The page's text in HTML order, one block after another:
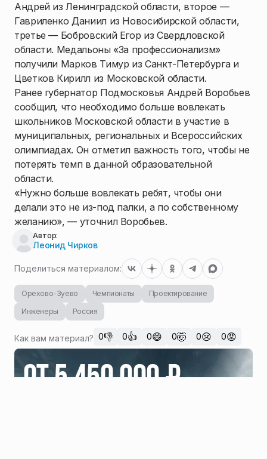
Андрей из Ленинградской области, второе —
Гавриленко Даниил из Новосибирской области,
третье — Бобровский Егор из Свердловской
области. Медальоны «За профессионализм»
получили Марков Тимур из Санкт-Петербурга и
Цветков Кирилл из Московской области.
Ранее губернатор Подмосковья Андрей Воробьев
сообщил, что необходимо больше вовлекать
школьников Московской области в участие в
муниципальных, региональных и Всероссийских
олимпиадах. Он отметил важность того, чтобы не
потерять темп в данной образовательной
области.
«Нужно больше вовлекать ребят, чтобы они
делали это не из-под палки, а по собственному
желанию», — уточнил Воробьев.
Автор:
Леонид Чирков
Поделиться материалом:
Орехово-Зуево Чемпионаты
Проектирование
Инженеры
Россия
Как вам материал? 0👎 0👍 0😄 0🤯 0😢 0😡